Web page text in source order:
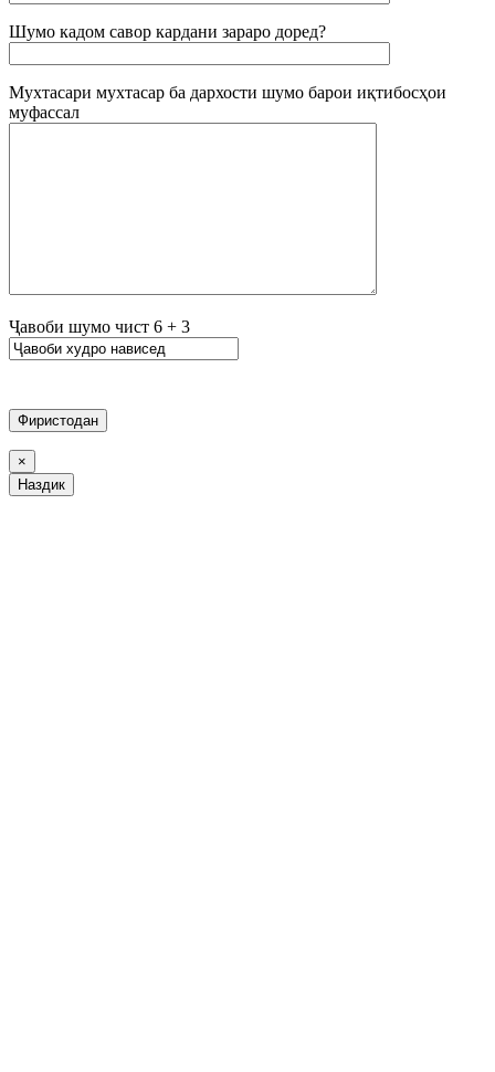
Шумо кадом савор кардани зараро доред?
Мухтасари мухтасар ба дархости шумо барои иқтибосҳои
муфассал
Ҷавоби шумо чист 6 + 3
×
Наздик